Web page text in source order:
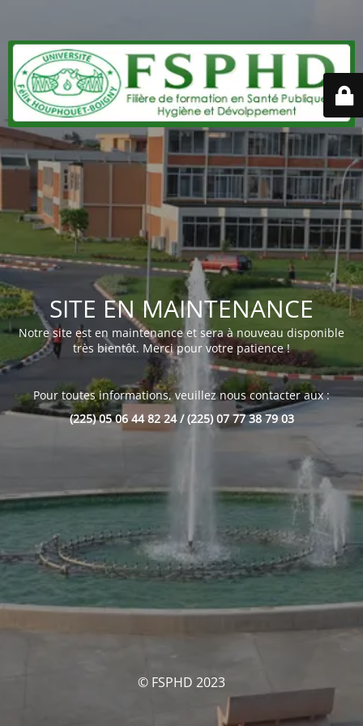
SITE EN MAINTENANCE
Notre site est en maintenance et sera à nouveau disponible
très bientôt. Merci pour votre patience !
Pour toutes informations, veuillez nous contacter aux :
(225) 05 06 44 82 24 / (225) 07 77 38 79 03
© FSPHD 2023